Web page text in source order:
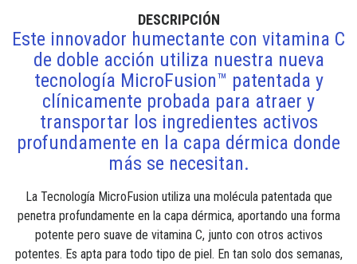
DESCRIPCIÓN
Este innovador humectante con vitamina C
de doble acción utiliza nuestra nueva
tecnología MicroFusion™ patentada y
clínicamente probada para atraer y
transportar los ingredientes activos
profundamente en la capa dérmica donde
más se necesitan.
La Tecnología MicroFusion utiliza una molécula patentada que
penetra profundamente en la capa dérmica, aportando una forma
potente pero suave de vitamina C, junto con otros activos
potentes. Es apta para todo tipo de piel. En tan solo dos semanas,